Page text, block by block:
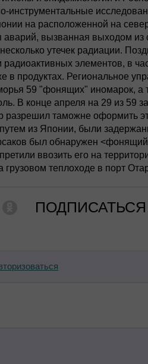
инструментальные
на расположенной на
вызванная выходом из
утечек радиации.
элементов, в
в продуктах. Региональное
59 "фонящих" иномарок, а
В конце апреля на 29 из 59
разрешил таможне
из Японии, были
был обнаружен
ввозить его на
грузовом теплоходе в порт
ПОДПИСАТЬСЯ